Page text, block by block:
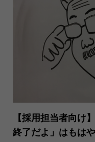
【採用担当者向け
終了だよ」はもは